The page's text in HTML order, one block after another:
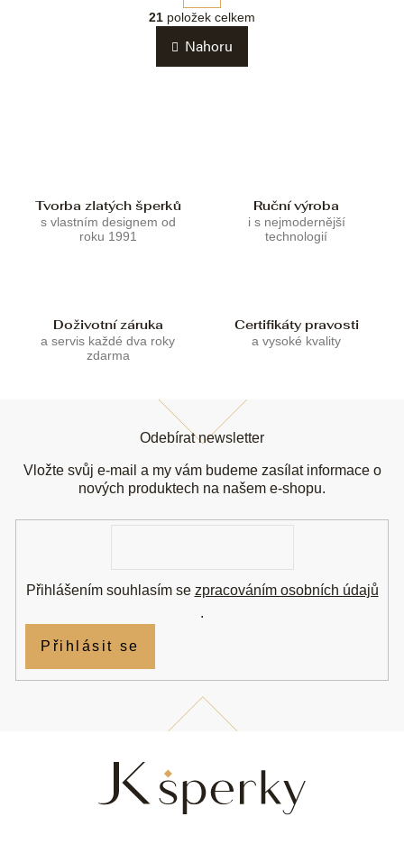
v
l
á
d
á
n
k
o
21 položek celkem
Nahoru
Tvorba zlatých šperků
s vlastním designem od
roku 1991
Ruční výroba
i s nejmodernější
technologií
Doživotní záruka
a servis každé dva roky
zdarma
Certifikáty pravosti
a vysoké kvality
Odebírat newsletter
Vložte svůj e-mail a my vám budeme zasílat informace o
nových produktech na našem e-shopu.
Přihlášením souhlasím se zpracováním osobních údajů
.
Přihlásit se